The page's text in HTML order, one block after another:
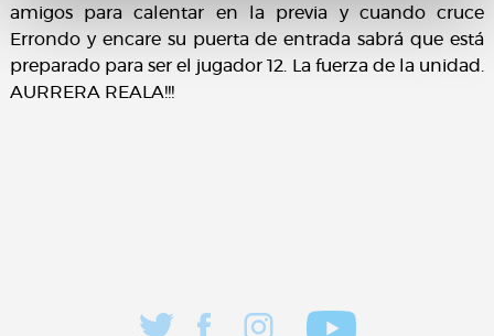
amigos para calentar en la previa y cuando cruce
Errondo y encare su puerta de entrada sabrá que está
preparado para ser el jugador 12. La fuerza de la unidad.
AURRERA REALA!!!